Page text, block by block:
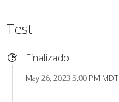
Test
Finalizado
May 26, 2023 5:00 PM MDT